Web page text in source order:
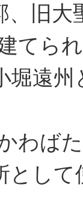
、旧大
てら
堀遠
わば
とし